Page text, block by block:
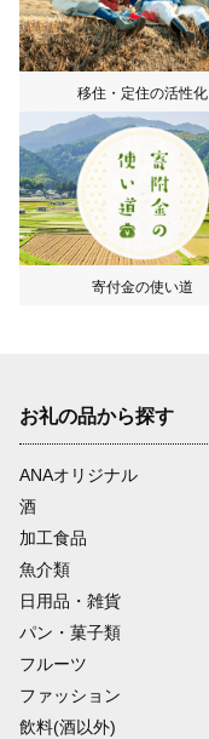
移住・定住の活性化
寄付金の使い道
お礼の品から探す
ANAオリジナル
酒
加工食品
魚介類
日用品・雑貨
パン・菓子類
フルーツ
ファッション
飲料(酒以外)